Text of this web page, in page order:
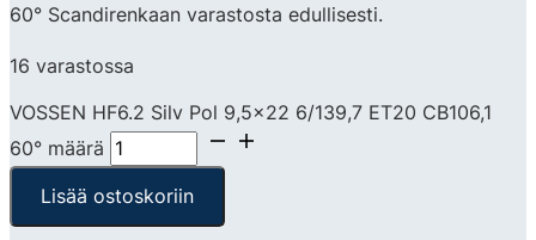
60° Scandirenkaan varastosta edullisesti.
16 varastossa
VOSSEN HF6.2 Silv Pol 9,5x22 6/139,7 ET20 CB106,1
60° määrä
Lisää ostoskoriin